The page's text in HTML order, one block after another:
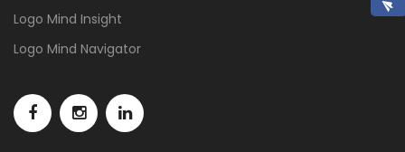
Logo Mind Insight
Logo Mind Navigator